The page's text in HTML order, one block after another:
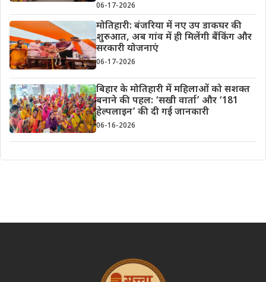
06-17-2026
मोतिहारी: बंजरिया में नए उप डाकघर की
शुरुआत, अब गांव में ही मिलेंगी बैंकिंग और
सरकारी योजनाएं
06-17-2026
बिहार के मोतिहारी में महिलाओं को सशक्त
बनाने की पहल: ‘सखी वार्ता’ और ‘181
हेल्पलाइन’ की दी गई जानकारी
06-16-2026